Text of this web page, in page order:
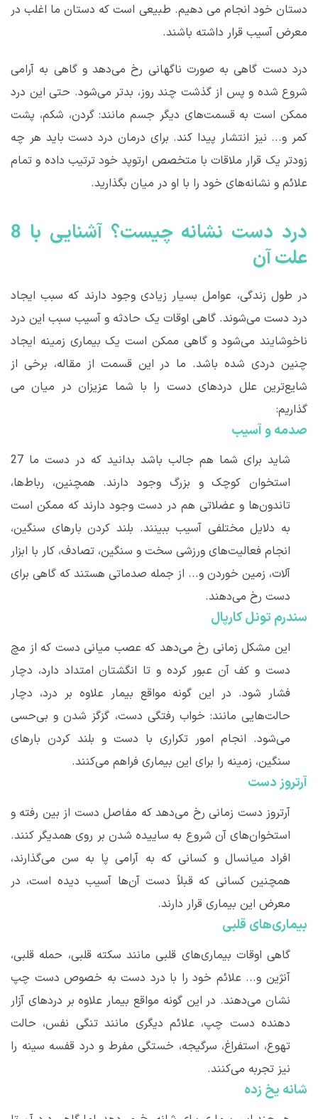
دستان خود انجام می دهیم. طبیعی است که دستان ما اغلب در
معرض آسیب قرار داشته باشند.
درد دست گاهی به صورت ناگهانی رخ میدهد و گاهی به آرامی
شروع شده و پس از گذشت چند روز، بدتر میشود. حتی این درد
ممکن است به قسمتهای دیگر جسم مانند: گردن، شکم، پشت
کمر و... نیز انتشار پیدا کند. برای درمان درد دست باید هر چه
زودتر یک قرار ملاقات با متخصص ارتوپد خود ترتیب داده و تمام
علائم و نشانههای خود را با او در میان بگذارید.
درد دست نشانه چیست؟ آشنایی با 8
علت آن
در طول زندگی، عوامل بسیار زیادی وجود دارند که سبب ایجاد
درد دست می‌شوند. گاهی اوقات یک حادثه و آسیب سبب این درد
ناخوشایند میشود و گاهی ممکن است یک بیماری زمینه ایجاد
چنین دردی شده باشد. ما در این قسمت از مقاله، برخی از
شایعترین علل دردهای دست را با شما عزیزان در میان می
گذاریم:
صدمه و آسیب
شاید برای شما هم جالب باشد بدانید که در دست ما 27
استخوان کوچک و بزرگ وجود دارند. همچنین، رباطها،
تاندونها و عضلاتی هم در دست وجود دارند که ممکن است
به دلایل مختلفی آسیب ببینند. بلند کردن بارهای سنگین،
انجام فعالیتهای ورزشی سخت و سنگین، تصادف، کار با ابزار
آلات، زمین خوردن و... از جمله صدماتی هستند که گاهی برای
دست رخ میدهند.
سندرم تونل کارپال
این مشکل زمانی رخ میدهد که عصب میانی دست که از مچ
دست و کف آن عبور کرده و تا انگشتان امتداد دارد، دچار
فشار شود. در این گونه مواقع بیمار علاوه بر درد، دچار
حالتهایی مانند: خواب رفتگی دست، گزگز شدن و بیحسی
میشود. انجام امور تکراری با دست و بلند کردن بارهای
سنگین، زمینه را برای این بیماری فراهم میکنند.
آرتروز دست
آرتروز دست زمانی رخ میدهد که مفاصل دست از بین رفته و
استخوانهای آن شروع به ساییده شدن بر روی همدیگر کنند.
افراد میانسال و کسانی که به آرامی پا به سن میگذارند،
همچنین کسانی که قبلاً دست آنها آسیب دیده است، در
معرض این بیماری قرار دارند.
بیماریهای قلبی
گاهی اوقات بیماریهای قلبی مانند سکته قلبی، حمله قلبی،
آنژین و... علائم خود را با درد دست به خصوص دست چپ
نشان می‌دهند. در این گونه مواقع بیمار علاوه بر دردهای آزار
دهنده دست چپ، علائم دیگری مانند تنگی نفس، حالت
تهوع، استفراغ، سرگیجه، خستگی مفرط و درد قفسه سینه را
نیز تجربه میکنند.
شانه یخ زده